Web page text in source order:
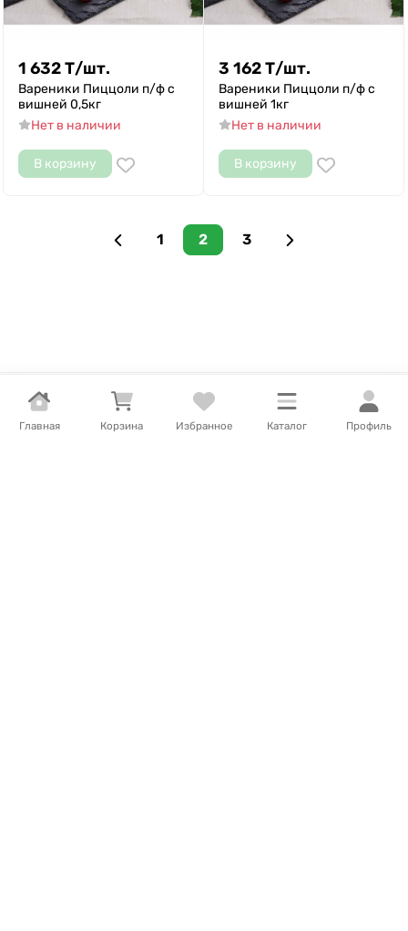
Главная Корзина Избранное Каталог Профиль
1 632Т/шт.
Вареники Пиццоли п/ф с
вишней 0,5кг
Нет в наличии
В корзину
3 162Т/шт.
Вареники Пиццоли п/ф с
вишней 1кг
Нет в наличии
В корзину
1 2 3
Подписаться на